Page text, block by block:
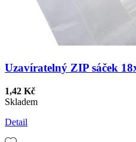
Uzavíratelný ZIP sáček
1,42 Kč
Skladem
Detail